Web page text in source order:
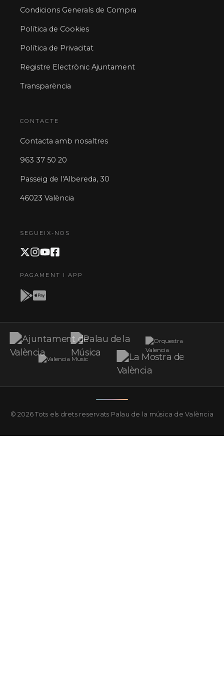
Condicions Generals de Compra
Política de Cookies
Política de Privacitat
Registre Electrònic Ajuntament
Transparència
CONTACTE
Contacta amb nosaltres
963 37 50 20
Passeig de l'Albereda, 30
46023 València
SEGUEIX-NOS
PAGAMENT I APP
© 2026 Tots els drets reservats Palau de la música de València